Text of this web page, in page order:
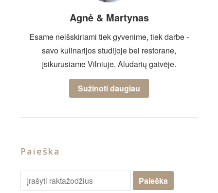
Agnė & Martynas
Esame neišskiriami tiek gyvenime, tiek darbe -
savo kulinarijos studijoje bei restorane,
įsikurusiame Vilniuje, Aludarių gatvėje.
Sužinoti daugiau
Paieška